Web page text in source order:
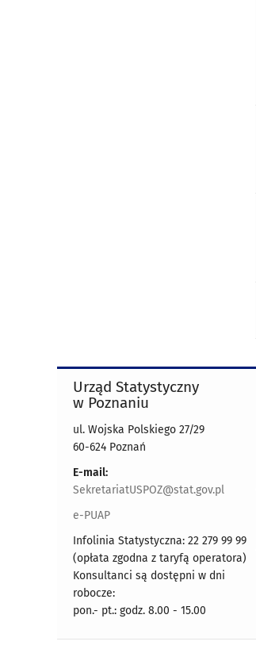
Urząd Statystyczny
w Poznaniu
ul. Wojska Polskiego 27/29
60-624 Poznań
E-mail:
SekretariatUSPOZ@stat.gov.pl
e-PUAP
Infolinia Statystyczna: 22 279 99 99
(opłata zgodna z taryfą operatora)
Konsultanci są dostępni w dni
robocze:
pon.- pt.: godz. 8.00 - 15.00